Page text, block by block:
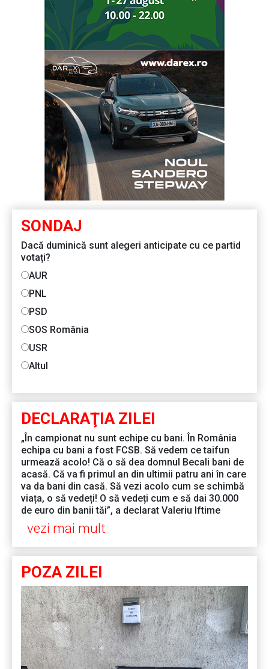
SONDAJ
Dacă duminică sunt alegeri anticipate cu ce partid
votați?
AUR
PNL
PSD
SOS România
USR
Altul
DECLARAŢIA ZILEI
„În campionat nu sunt echipe cu bani. În România
echipa cu bani a fost FCSB. Să vedem ce taifun
urmează acolo! Că o să dea domnul Becali bani de
acasă. Că va fi primul an din ultimii patru ani în care
va da bani din casă. Să vezi acolo cum se schimbă
viața, o să vedeți! O să vedeți cum e să dai 30.000
de euro din banii tăi”, a declarat Valeriu Iftime
vezi mai mult
POZA ZILEI